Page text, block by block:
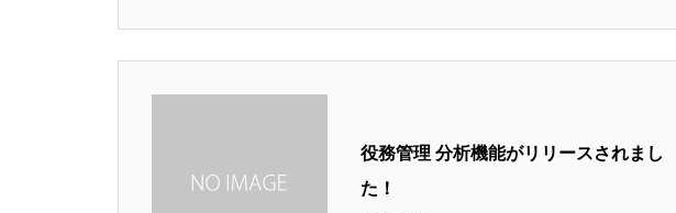
役務管理 分析機能がリリースされまし
た！